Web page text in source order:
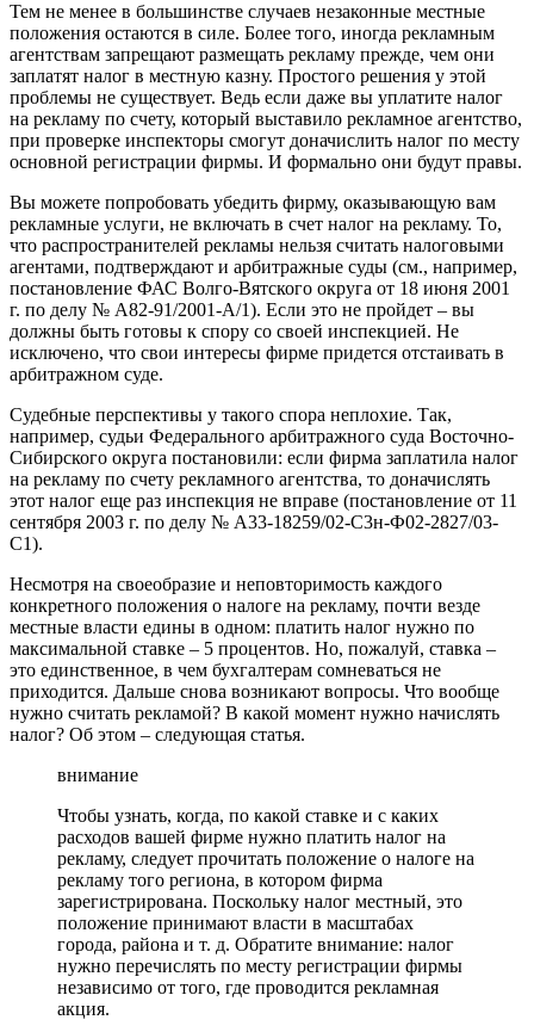
Тем не менее в большинстве случаев незаконные местные
положения остаются в силе. Более того, иногда рекламным
агентствам запрещают размещать рекламу прежде, чем они
заплатят налог в местную казну. Простого решения у этой
проблемы не существует. Ведь если даже вы уплатите налог
на рекламу по счету, который выставило рекламное агентство,
при проверке инспекторы смогут доначислить налог по месту
основной регистрации фирмы. И формально они будут правы.
Вы можете попробовать убедить фирму, оказывающую вам
рекламные услуги, не включать в счет налог на рекламу. То,
что распространителей рекламы нельзя считать налоговыми
агентами, подтверждают и арбитражные суды (см., например,
постановление ФАС Волго-Вятского округа от 18 июня 2001
г. по делу № А82-91/2001-А/1). Если это не пройдет – вы
должны быть готовы к спору со своей инспекцией. Не
исключено, что свои интересы фирме придется отстаивать в
арбитражном суде.
Судебные перспективы у такого спора неплохие. Так,
например, судьи Федерального арбитражного суда Восточно-
Сибирского округа постановили: если фирма заплатила налог
на рекламу по счету рекламного агентства, то доначислять
этот налог еще раз инспекция не вправе (постановление от 11
сентября 2003 г. по делу № А33-18259/02-С3н-Ф02-2827/03-
С1).
Несмотря на своеобразие и неповторимость каждого
конкретного положения о налоге на рекламу, почти везде
местные власти едины в одном: платить налог нужно по
максимальной ставке – 5 процентов. Но, пожалуй, ставка –
это единственное, в чем бухгалтерам сомневаться не
приходится. Дальше снова возникают вопросы. Что вообще
нужно считать рекламой? В какой момент нужно начислять
налог? Об этом – следующая статья.
внимание
Чтобы узнать, когда, по какой ставке и с каких
расходов вашей фирме нужно платить налог на
рекламу, следует прочитать положение о налоге на
рекламу того региона, в котором фирма
зарегистрирована. Поскольку налог местный, это
положение принимают власти в масштабах
города, района и т. д. Обратите внимание: налог
нужно перечислять по месту регистрации фирмы
независимо от того, где проводится рекламная
акция.